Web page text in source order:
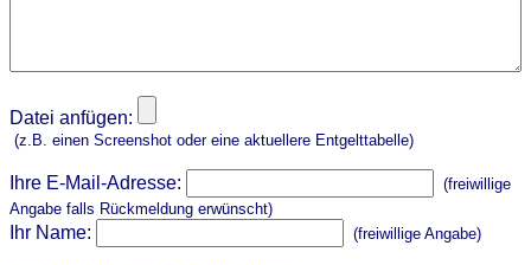
Datei anfügen:
(z.B. einen Screenshot oder eine aktuellere Entgelttabelle)
Ihre E-Mail-Adresse:
(freiwillige
Angabe falls Rückmeldung erwünscht)
Ihr Name: (freiwillige Angabe)